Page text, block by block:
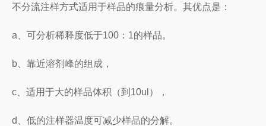
不分流注样方式适用于样品的痕量分析。其优点是：
a、可分析稀释度低于100：1的样品。
b、靠近溶剂峰的组成，
c、适用于大的样品体积（到10ul），
d、低的注样器温度可减少样品的分解。